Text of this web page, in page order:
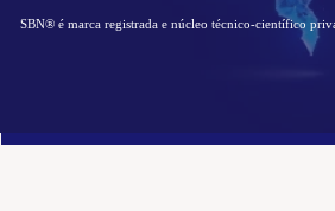
SBN® é marca registrada e núcleo técnico-científico